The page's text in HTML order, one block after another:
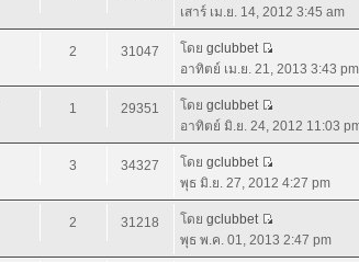
เสาร์ เม.ย. 14, 2012 3:45 am
2 31047 โดย gclubbet
อาทิตย์ เม.ย. 21, 2013 3:43 pm
1 29351 โดย gclubbet
อาทิตย์ มิ.ย. 24, 2012 11:03
3 34327 โดย gclubbet
พุธ มิ.ย. 27, 2012 4:27 pm
2 31218 โดย gclubbet
พุธ พ.ค. 01, 2013 2:47 pm